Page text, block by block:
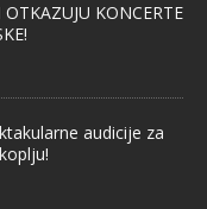
KONCERTE
audicije za